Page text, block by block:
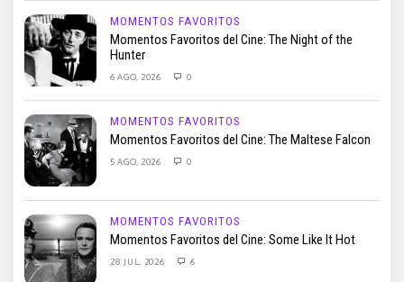
MOMENTOS FAVORITOS
Momentos Favoritos del Cine: The Night of the
Hunter
6 AGO, 2026 0
MOMENTOS FAVORITOS
Momentos Favoritos del Cine: The Maltese Falcon
5 AGO, 2026 0
MOMENTOS FAVORITOS
Momentos Favoritos del Cine: Some Like It Hot
28 JUL, 2026 6